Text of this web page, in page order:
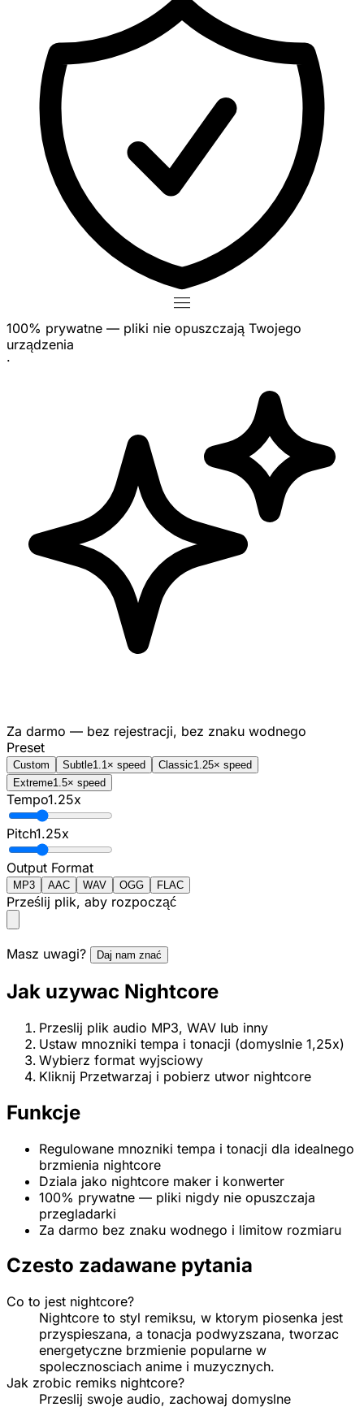
100% prywatne — pliki nie opuszczają Twojego
urządzenia
·
Za darmo — bez rejestracji, bez znaku wodnego
Preset
Custom Subtle1.1× speed Classic1.25× speed
Extreme1.5× speed
Tempo1.25x
Pitch1.25x
Output Format
MP3 AAC WAV OGG FLAC
Prześlij plik, aby rozpocząć
Masz uwagi? Daj nam znać
Jak uzywac Nightcore
Przeslij plik audio MP3, WAV lub inny
Ustaw mnozniki tempa i tonacji (domyslnie 1,25x)
Wybierz format wyjsciowy
Kliknij Przetwarzaj i pobierz utwor nightcore
Funkcje
Regulowane mnozniki tempa i tonacji dla idealnego
brzmienia nightcore
Dziala jako nightcore maker i konwerter
100% prywatne — pliki nigdy nie opuszczaja
przegladarki
Za darmo bez znaku wodnego i limitow rozmiaru
Czesto zadawane pytania
Co to jest nightcore?
Nightcore to styl remiksu, w ktorym piosenka jest
przyspieszana, a tonacja podwyzszana, tworzac
energetyczne brzmienie popularne w
spolecznosciach anime i muzycznych.
Jak zrobic remiks nightcore?
Przeslij swoje audio, zachowaj domyslne